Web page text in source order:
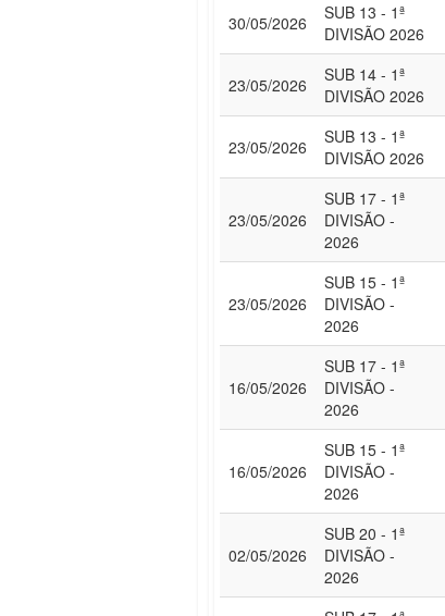
30/05/2026
SUB 13 - 1ª
DIVISÃO 2026
23/05/2026
SUB 14 - 1ª
DIVISÃO 2026
23/05/2026
SUB 13 - 1ª
DIVISÃO 2026
23/05/2026
SUB 17 - 1ª
DIVISÃO -
2026
23/05/2026
SUB 15 - 1ª
DIVISÃO -
2026
16/05/2026
SUB 17 - 1ª
DIVISÃO -
2026
16/05/2026
SUB 15 - 1ª
DIVISÃO -
2026
02/05/2026
SUB 20 - 1ª
DIVISÃO -
2026